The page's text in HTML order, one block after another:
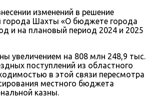
изменений в решение
города Шахты «О бюджете города
и на плановый период 2024 и 2025
увеличением на 808 млн 248,9 тыс.
поступлений из областного
в этой связи пересмотра
местного бюджета
казны.